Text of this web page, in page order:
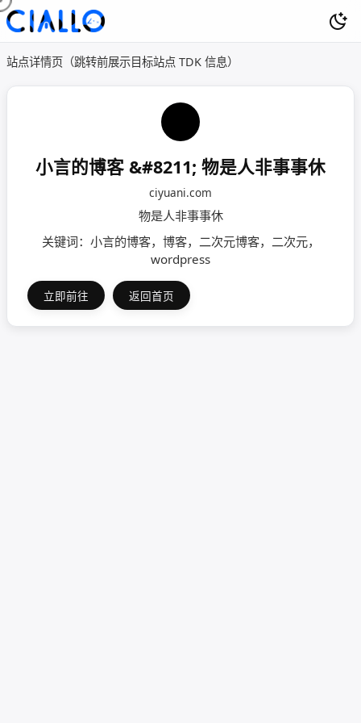
站点详情页（跳转前展示目标站点 TDK 信息）
小言的博客 &#8211; 物是人非事事休
ciyuani.com
物是人非事事休
关键词：小言的博客，博客，二次元博客，二次元，
wordpress
立即前往 返回首页